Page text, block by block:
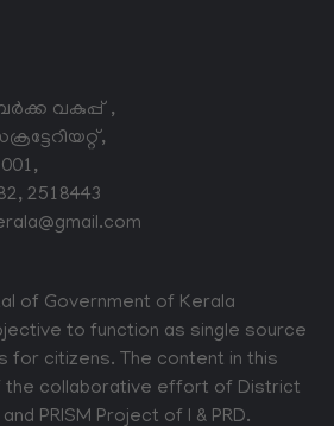
വകുപ്പ് ,
2518443
of Government of Kerala
to function as single source
for citizens. The content in this
the collaborative effort of District
PRISM Project of I & PRD.